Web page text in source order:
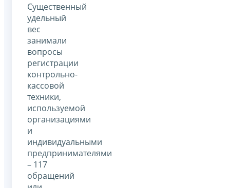
Существенный
удельный
вес
занимали
вопросы
регистрации
контрольно-
кассовой
техники,
используемой
организациями
и
индивидуальными
предпринимателями
– 117
обращений